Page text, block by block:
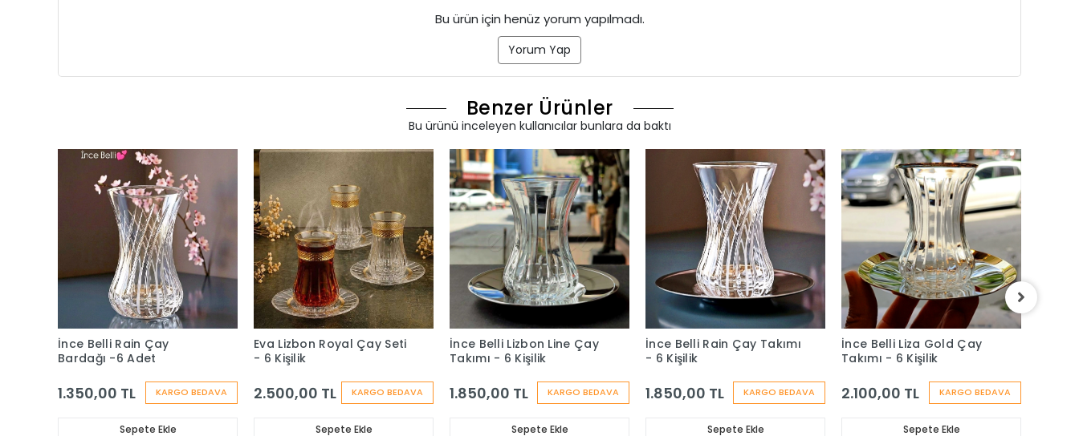
Bu ürün için henüz yorum yapılmadı.
Yorum Yap
Benzer Ürünler
Bu ürünü inceleyen kullanıcılar bunlara da baktı
KARGO BEDAVA
İnce Belli Rain Çay
Bardağı -6 Adet
1.350,00 TL
Sepete Ekle
KARGO BEDAVA
Eva Lizbon Royal Çay Seti
- 6 Kişilik
2.500,00 TL
Sepete Ekle
KARGO BEDAVA
İnce Belli Lizbon Line Çay
Takımı - 6 Kişilik
1.850,00 TL
Sepete Ekle
KARGO BEDAVA
İnce Belli Rain Çay Takımı
- 6 Kişilik
1.850,00 TL
Sepete Ekle
KARGO BEDAVA
İnce Belli Liza Gold Çay
Takımı - 6 Kişilik
2.100,00 TL
Sepete Ekle